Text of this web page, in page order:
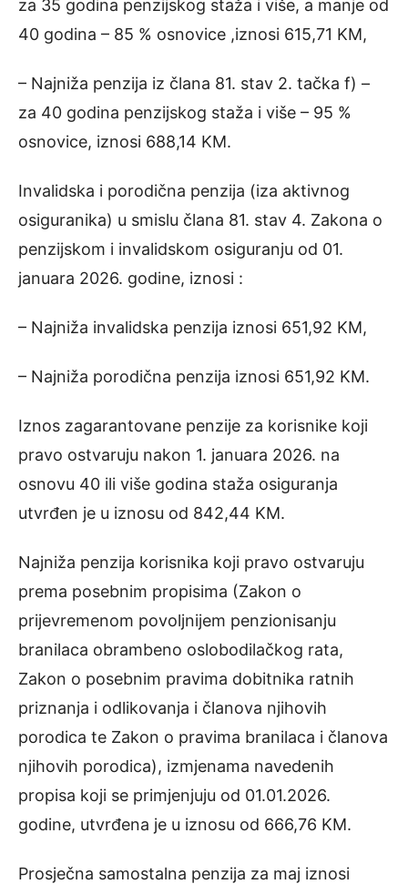
za 35 godina penzijskog staža i više, a manje od
40 godina – 85 % osnovice ,iznosi 615,71 KM,
– Najniža penzija iz člana 81. stav 2. tačka f) –
za 40 godina penzijskog staža i više – 95 %
osnovice, iznosi 688,14 KM.
Invalidska i porodična penzija (iza aktivnog
osiguranika) u smislu člana 81. stav 4. Zakona o
penzijskom i invalidskom osiguranju od 01.
januara 2026. godine, iznosi :
– Najniža invalidska penzija iznosi 651,92 KM,
– Najniža porodična penzija iznosi 651,92 KM.
Iznos zagarantovane penzije za korisnike koji
pravo ostvaruju nakon 1. januara 2026. na
osnovu 40 ili više godina staža osiguranja
utvrđen je u iznosu od 842,44 KM.
Najniža penzija korisnika koji pravo ostvaruju
prema posebnim propisima (Zakon o
prijevremenom povoljnijem penzionisanju
branilaca obrambeno oslobodilačkog rata,
Zakon o posebnim pravima dobitnika ratnih
priznanja i odlikovanja i članova njihovih
porodica te Zakon o pravima branilaca i članova
njihovih porodica), izmjenama navedenih
propisa koji se primjenjuju od 01.01.2026.
godine, utvrđena je u iznosu od 666,76 KM.
Prosječna samostalna penzija za maj iznosi